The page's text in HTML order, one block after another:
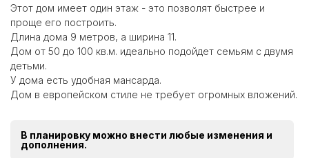
Этот дом имеет один этаж - это позволят быстрее и
проще его построить.
Длина дома 9 метров, а ширина 11.
Дом от 50 до 100 кв.м. идеально подойдет семьям с двумя
детьми.
У дома есть удобная мансарда.
Дом в европейском стиле не требует огромных вложений.
В планировку можно внести любые изменения и
дополнения.